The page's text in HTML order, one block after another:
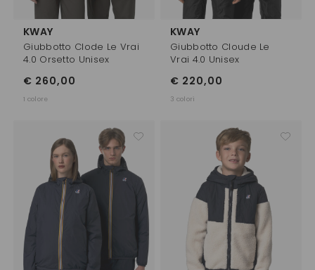
KWAY
Giubbotto Clode Le Vrai
4.0 Orsetto Unisex
€ 260,00
1 colore
KWAY
Giubbotto Cloude Le
Vrai 4.0 Unisex
€ 220,00
3 colori